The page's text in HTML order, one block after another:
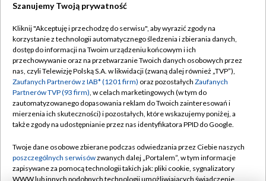
TVP
Abonament TVP
Emisja w TVP
Centrum informacji TVP
Naziemna Telewizja Cyfrowa
Rada Programowa
System NOS
Regulamin TVP
Polityka prywatności
Moje zgody
Pomoc
Kontakt
Szanujemy Twoją prywatność
Kliknij "Akceptuję i przechodzę do serwisu", aby wyrazić zgody na
korzystanie z technologii automatycznego śledzenia i zbierania danych,
dostęp do informacji na Twoim urządzeniu końcowym i ich
przechowywanie oraz na przetwarzanie Twoich danych osobowych przez
nas, czyli Telewizję Polską S.A. w likwidacji (zwaną dalej również „TVP”),
Zaufanych Partnerów z IAB* (1201 firm) oraz pozostałych Zaufanych
Partnerów TVP (93 firm), w celach marketingowych (w tym do
zautomatyzowanego dopasowania reklam do Twoich zainteresowań i
mierzenia ich skuteczności) i pozostałych, które wskazujemy poniżej, a
także zgody na udostępnianie przez nas identyfikatora PPID do Google.
Twoje dane osobowe zbierane podczas odwiedzania przez Ciebie naszych
poszczególnych serwisówzwanych dalej „Portalem”, w tym informacje
zapisywane za pomocą technologii takich jak: pliki cookie, sygnalizatory
WWW lub innych podobnych technologii umożliwiających świadczenie